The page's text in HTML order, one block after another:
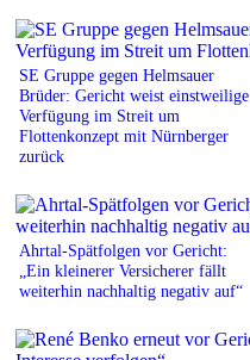
SE Gruppe gegen Helmsauer
Brüder: Gericht weist einstweilige
Verfügung im Streit um
Flottenkonzept mit Nürnberger
zurück
Ahrtal-Spätfolgen vor Gericht:
„Ein kleinerer Versicherer fällt
weiterhin nachhaltig negativ auf“